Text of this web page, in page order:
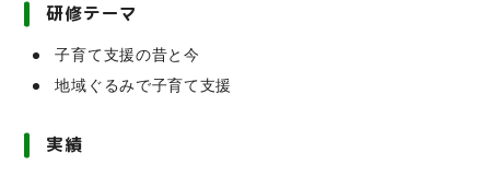
研修テーマ
子育て支援の昔と今
地域ぐるみで子育て支援
実績